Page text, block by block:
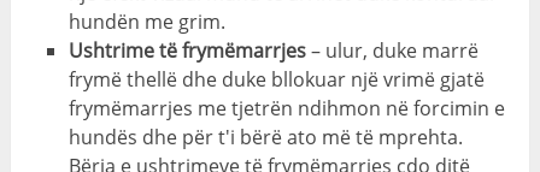
hundën me grim.
Ushtrime të frymëmarrjes– ulur, duke marrë
frymë thellë dhe duke bllokuar një vrimë gjatë
frymëmarrjes me tjetrën ndihmon në forcimin e
hundës dhe për t'i bërë ato më të mprehta.
Bërja e ushtrimeve të frymëmarrjes çdo ditë